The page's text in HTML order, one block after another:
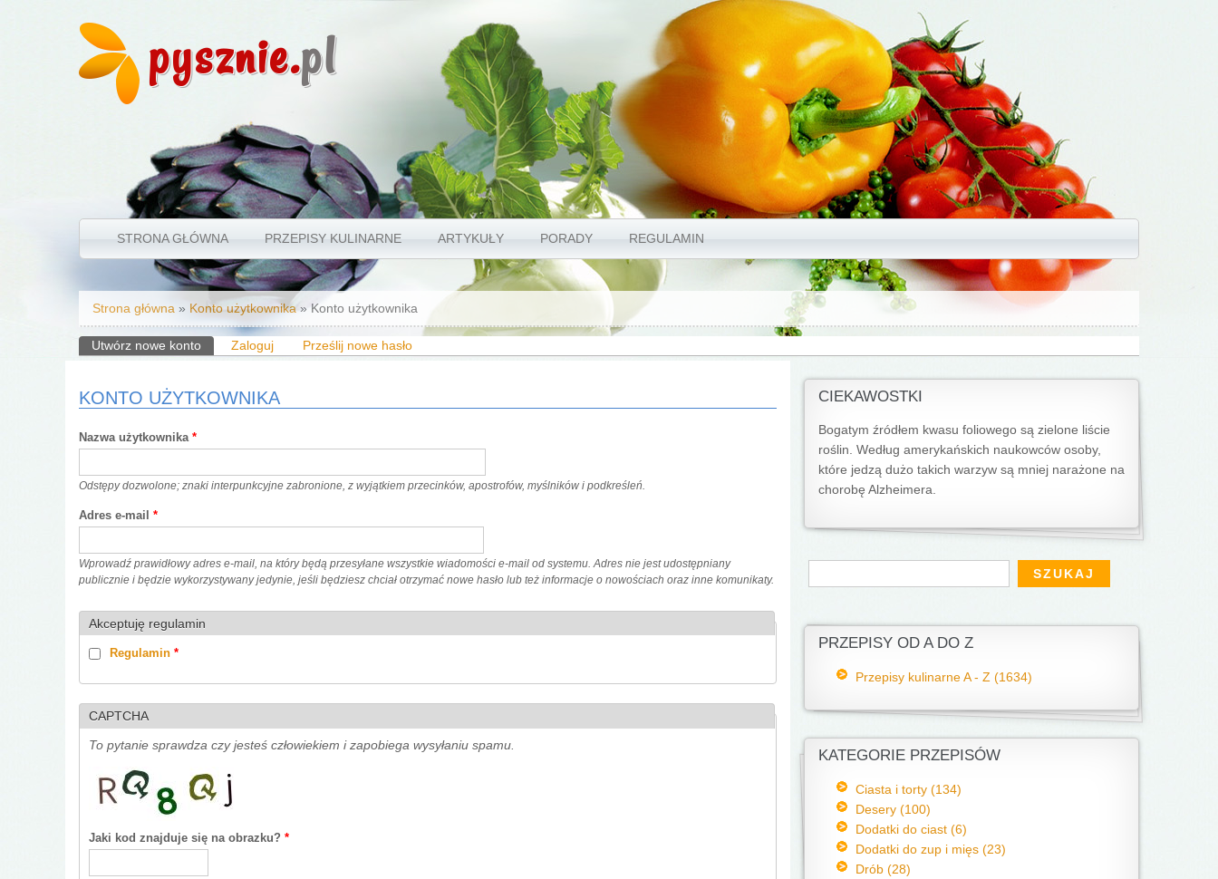
pysznie.pl
STRONA GŁÓWNA PRZEPISY KULINARNE ARTYKUŁY PORADY REGULAMIN
Jesteś tutaj
Strona główna » Konto użytkownika » Konto użytkownika
Karty podstawowe
Utwórz nowe konto(aktywna karta)
Zaloguj Prześlij nowe hasło
KONTO UŻYTKOWNIKA
Nazwa użytkownika *
Odstępy dozwolone; znaki interpunkcyjne zabronione, z wyjątkiem przecinków, apostrofów, myślników i podkreśleń.
Adres e-mail *
Wprowadź prawidłowy adres e-mail, na który będą przesyłane wszystkie wiadomości e-mail od systemu. Adres nie jest udostępniany
publicznie i będzie wykorzystywany jedynie, jeśli będziesz chciał otrzymać nowe hasło lub też informacje o nowościach oraz inne komunikaty.
Akceptuję regulamin
Regulamin *
CAPTCHA
To pytanie sprawdza czy jesteś człowiekiem i zapobiega wysyłaniu spamu.
Jaki kod znajduje się na obrazku? *
CIEKAWOSTKI
Bogatym źródłem kwasu foliowego są zielone liście
roślin. Według amerykańskich naukowców osoby,
które jedzą dużo takich warzyw są mniej narażone na
chorobę Alzheimera.
Formularz wyszukiwania
Szukaj
PRZEPISY OD A DO Z
Przepisy kulinarne A - Z (1634)
KATEGORIE PRZEPISÓW
Ciasta i torty (134)
Desery (100)
Dodatki do ciast (6)
Dodatki do zup i mięs (23)
Drób (28)